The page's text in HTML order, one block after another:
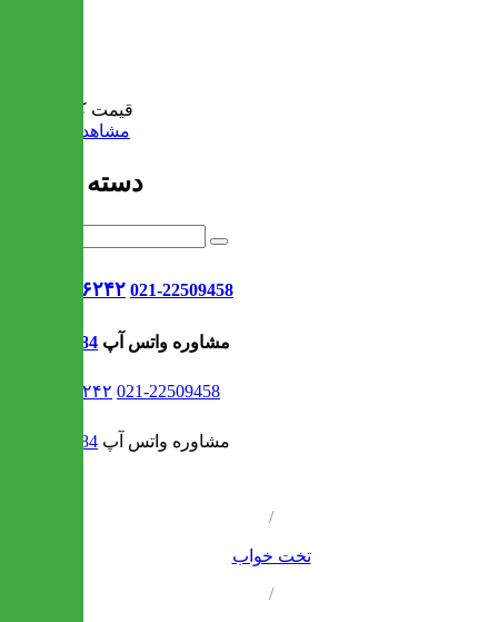
قیمت کل:
مشاهده سبد خرید
دسته بندی ها
021-۹۱۳۰۶۲۴۲ 021-22509458
09302308484 مشاوره واتس آپ
021-۹۱۳۰۶۲۴۲ 021-22509458
09302308484 مشاوره واتس آپ
/
تخت خواب
/